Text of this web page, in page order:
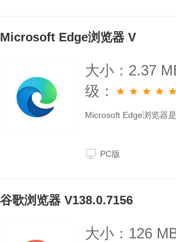
Microsoft Edge浏览器 V
大小：2.37
级：
Microsoft Edge浏览器
PC版
谷歌浏览器 V138.0.7156
大小：126